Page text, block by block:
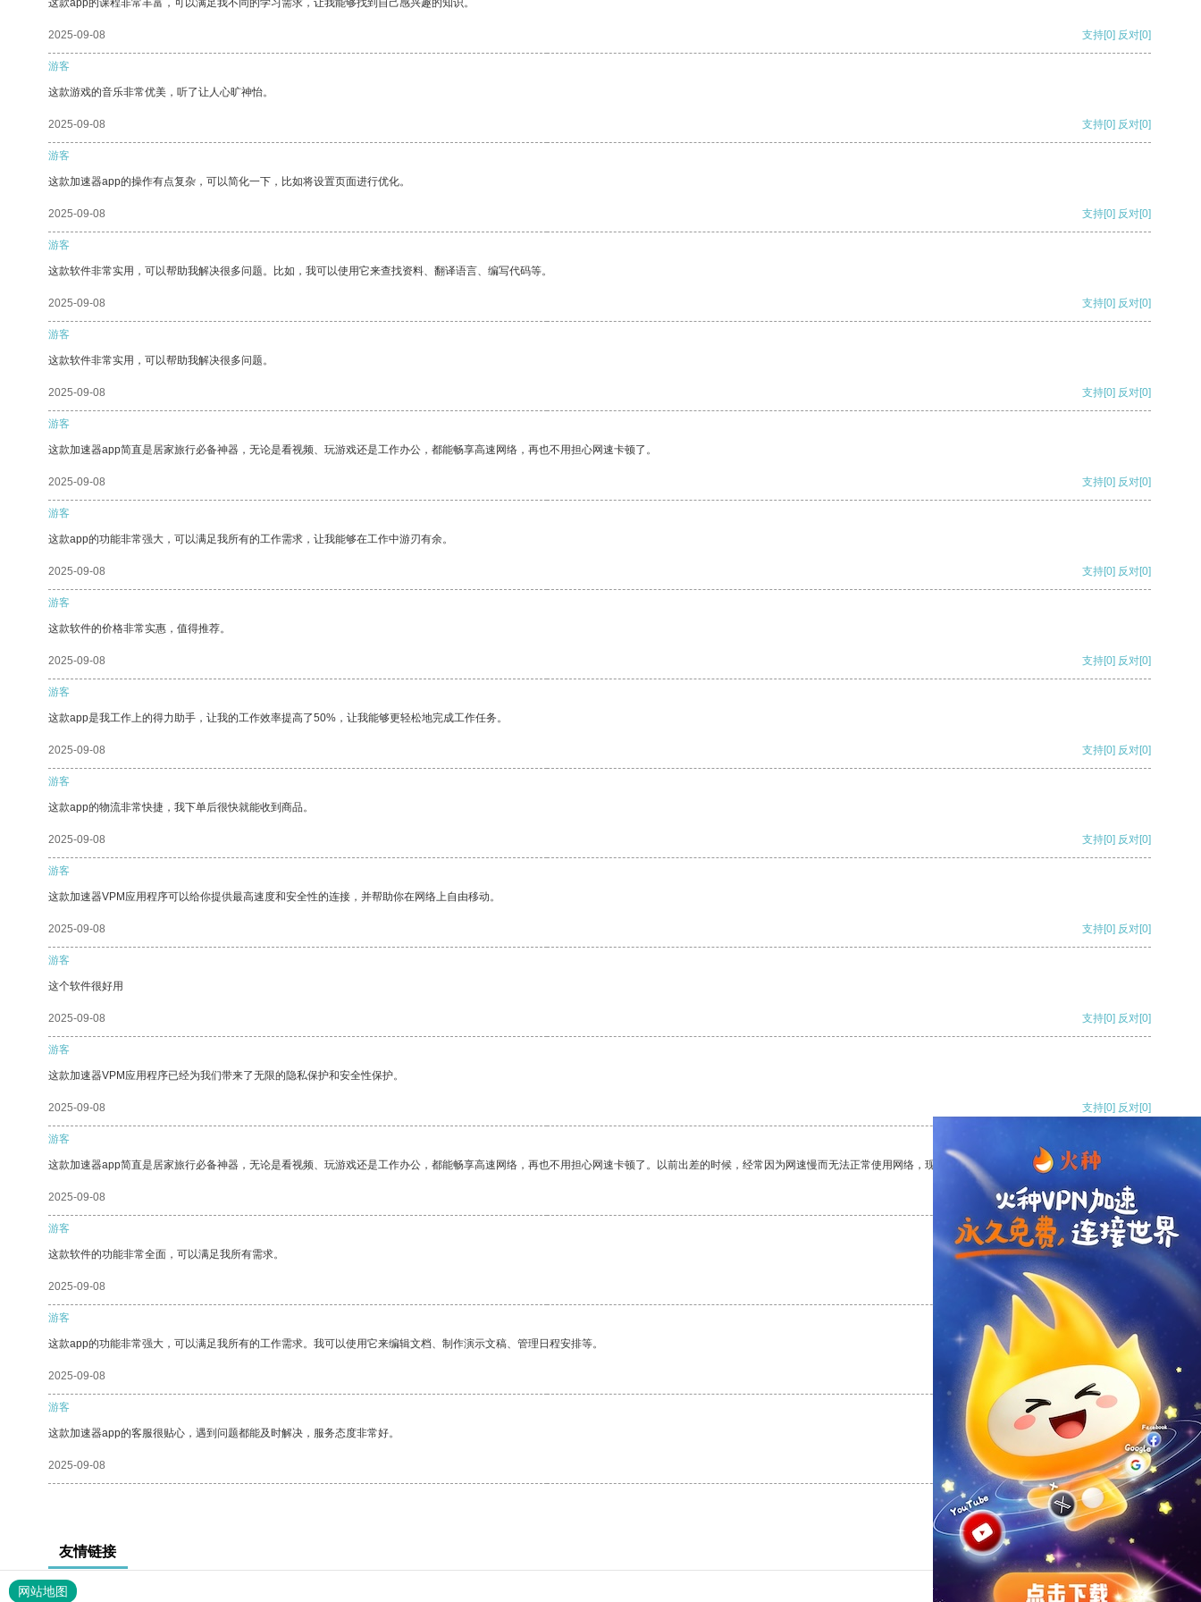
这款app的课程非常丰富，可以满足我不同的学习需求，让我能够找到自己感兴趣的知识。
2025-09-08 支持[0] 反对[0]
游客
这款游戏的音乐非常优美，听了让人心旷神怡。
2025-09-08 支持[0] 反对[0]
游客
这款加速器app的操作有点复杂，可以简化一下，比如将设置页面进行优化。
2025-09-08 支持[0] 反对[0]
游客
这款软件非常实用，可以帮助我解决很多问题。比如，我可以使用它来查找资料、翻译语言、编写代码等。
2025-09-08 支持[0] 反对[0]
游客
这款软件非常实用，可以帮助我解决很多问题。
2025-09-08 支持[0] 反对[0]
游客
这款加速器app简直是居家旅行必备神器，无论是看视频、玩游戏还是工作办公，都能畅享高速网络，再也不用担心网速卡顿了。
2025-09-08 支持[0] 反对[0]
游客
这款app的功能非常强大，可以满足我所有的工作需求，让我能够在工作中游刃有余。
2025-09-08 支持[0] 反对[0]
游客
这款软件的价格非常实惠，值得推荐。
2025-09-08 支持[0] 反对[0]
游客
这款app是我工作上的得力助手，让我的工作效率提高了50%，让我能够更轻松地完成工作任务。
2025-09-08 支持[0] 反对[0]
游客
这款app的物流非常快捷，我下单后很快就能收到商品。
2025-09-08 支持[0] 反对[0]
游客
这款加速器VPM应用程序可以给你提供最高速度和安全性的连接，并帮助你在网络上自由移动。
2025-09-08 支持[0] 反对[0]
游客
这个软件很好用
2025-09-08 支持[0] 反对[0]
游客
这款加速器VPM应用程序已经为我们带来了无限的隐私保护和安全性保护。
2025-09-08 支持[0] 反对[0]
游客
这款加速器app简直是居家旅行必备神器，无论是看视频、玩游戏还是工作办公，都能畅享高速网络，再也不用担心网速卡顿了。以前出差的时候，经常因为网速慢而无法正常使用网络，现在有了这个app，我再也不用担心了。
2025-09-08 支持[0] 反对
游客
这款软件的功能非常全面，可以满足我所有需求。
2025-09-08 支持
游客
这款app的功能非常强大，可以满足我所有的工作需求。我可以使用它来编辑文档、制作演示文稿、管理日程安排等。
2025-09-08 反对 [0]
游客
这款加速器app的客服很贴心，遇到问题都能及时解决，服务态度非常好。
2025-09-08 支持[0] 反对[0]
友情链接
网站地图